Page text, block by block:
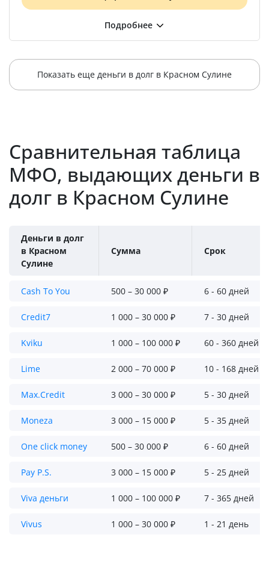
Показать еще деньги в долг в Красном Сулине
Сравнительная таблица
МФО, выдающих деньги в
долг в Красном Сулине
Деньги в долг
в Красном
Сулине
Сумма Срок
Cash To You 500 – 30 000 ₽ 6 - 60 дней
Credit7 1 000 – 30 000 ₽ 7 - 30 дней
Kviku 1 000 – 100 000 ₽ 60 - 360 дней
Lime 2 000 – 70 000 ₽ 10 - 168 дней
Max.Credit 3 000 – 30 000 ₽ 5 - 30 дней
Moneza 3 000 – 15 000 ₽ 5 - 35 дней
One click money 500 – 30 000 ₽ 6 - 60 дней
Pay P.S. 3 000 – 15 000 ₽ 5 - 25 дней
Viva деньги 1 000 – 100 000 ₽ 7 - 365 дней
Vivus 1 000 – 30 000 ₽ 1 - 21 день